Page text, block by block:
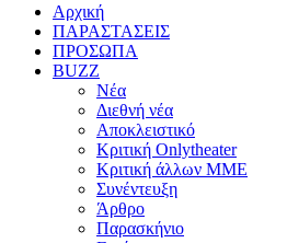
Αρχική
ΠΑΡΑΣΤΑΣΕΙΣ
ΠΡΟΣΩΠΑ
BUZZ
Νέα
Διεθνή νέα
Αποκλειστικό
Κριτική Onlytheater
Κριτική άλλων ΜΜΕ
Συνέντευξη
Άρθρο
Παρασκήνιο